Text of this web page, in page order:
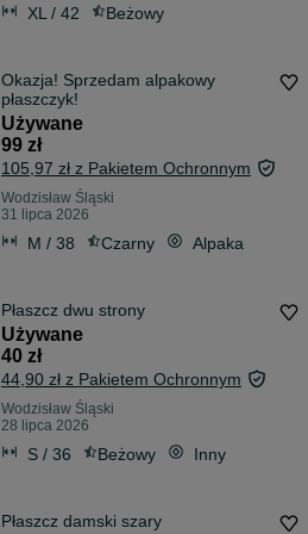
XL / 42 Beżowy
Okazja! Sprzedam alpakowy
płaszczyk!
Używane
99 zł
105,97 zł z Pakietem Ochronnym
Wodzisław Śląski
31 lipca 2026
M / 38 Czarny Alpaka
Płaszcz dwu strony
Używane
40 zł
44,90 zł z Pakietem Ochronnym
Wodzisław Śląski
28 lipca 2026
S / 36 Beżowy Inny
Płaszcz damski szary